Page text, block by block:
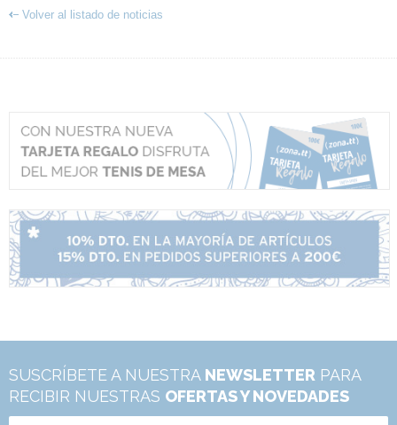
Volver al listado de noticias
SUSCRÍBETE A NUESTRA NEWSLETTER PARA
RECIBIR NUESTRAS OFERTAS Y NOVEDADES